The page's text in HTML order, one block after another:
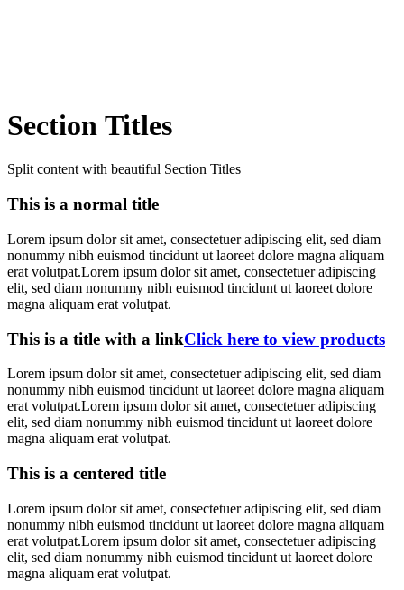
Section Titles
Split content with beautiful Section Titles
This is a normal title
Lorem ipsum dolor sit amet, consectetuer adipiscing elit, sed diam
nonummy nibh euismod tincidunt ut laoreet dolore magna aliquam
erat volutpat.Lorem ipsum dolor sit amet, consectetuer adipiscing
elit, sed diam nonummy nibh euismod tincidunt ut laoreet dolore
magna aliquam erat volutpat.
This is a title with a linkClick here to view products
Lorem ipsum dolor sit amet, consectetuer adipiscing elit, sed diam
nonummy nibh euismod tincidunt ut laoreet dolore magna aliquam
erat volutpat.Lorem ipsum dolor sit amet, consectetuer adipiscing
elit, sed diam nonummy nibh euismod tincidunt ut laoreet dolore
magna aliquam erat volutpat.
This is a centered title
Lorem ipsum dolor sit amet, consectetuer adipiscing elit, sed diam
nonummy nibh euismod tincidunt ut laoreet dolore magna aliquam
erat volutpat.Lorem ipsum dolor sit amet, consectetuer adipiscing
elit, sed diam nonummy nibh euismod tincidunt ut laoreet dolore
magna aliquam erat volutpat.